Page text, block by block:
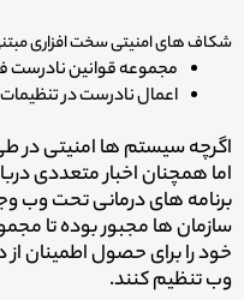
شکاف های امنیتی سخت افزاری
مجموعه قوانین نادرست
اعمال نادرست در
اگرچه سیستم ها امنیتی در
اما همچنان اخبار متعددی
برنامه های درمانی تحت وب
سازمان ها مجبور بوده تا
خود را برای حصول اطمینان از
وب تنظیم کنند.